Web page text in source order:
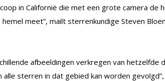
in Californië die met een grote camera de
meet”, mailt sterrenkundige Steven
afbeeldingen verkregen van hetzelfde
alle sterren in dat gebied kan worden